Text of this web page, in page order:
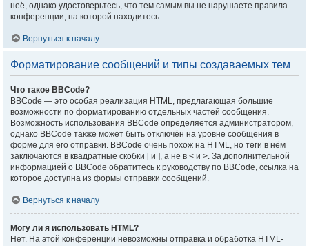
неё, однако удостоверьтесь, что тем самым вы не нарушаете правила
конференции, на которой находитесь.
Вернуться к началу
Форматирование сообщений и типы создаваемых тем
Что такое BBCode?
BBCode — это особая реализация HTML, предлагающая большие
возможности по форматированию отдельных частей сообщения.
Возможность использования BBCode определяется администратором,
однако BBCode также может быть отключён на уровне сообщения в
форме для его отправки. BBCode очень похож на HTML, но теги в нём
заключаются в квадратные скобки [ и ], а не в < и >. За дополнительной
информацией о BBCode обратитесь к руководству по BBCode, ссылка на
которое доступна из формы отправки сообщений.
Вернуться к началу
Могу ли я использовать HTML?
Нет. На этой конференции невозможны отправка и обработка HTML-